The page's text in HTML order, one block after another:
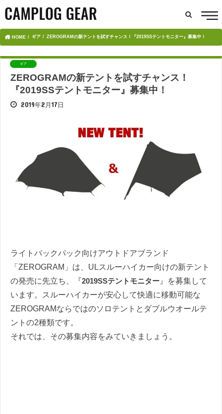
HOME ギア ZEROGRAMの新テントを試すチャンス！『2019SSテントモニター』募集中！
ギア
ZEROGRAMの新テントを試すチャンス！
『2019SSテントモニター』募集中！
2019年2月17日
ライトバックパック向けアウトドアブランド
「ZEROGRAM」は、ULスルーハイカー向けの新テント
の発売に先立ち、『2019SSテントモニター 』を募集して
います。スルーハイカーが安心して快適に移動可能な
ZEROGRAMならではのソロテントとダブルウオールテ
ントの2種類です。
それでは、その募集内容をみていきましょう。